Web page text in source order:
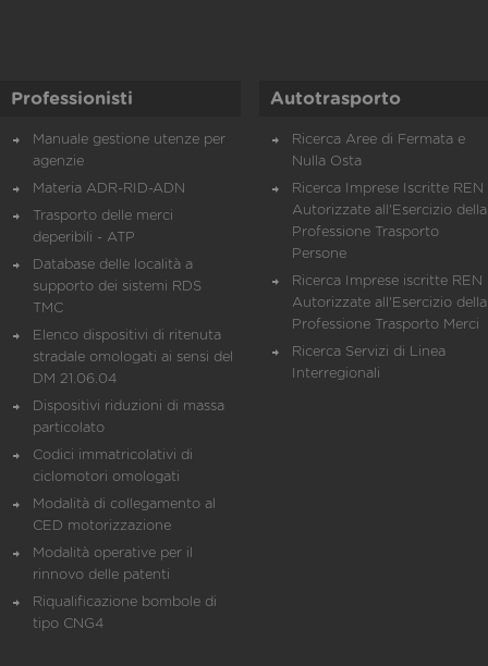
Professionisti
Manuale gestione utenze per
agenzie
Materia ADR-RID-ADN
Trasporto delle merci
deperibili - ATP
Database delle località a
supporto dei sistemi RDS
TMC
Elenco dispositivi di ritenuta
stradale omologati ai sensi del
DM 21.06.04
Dispositivi riduzioni di massa
particolato
Codici immatricolativi di
ciclomotori omologati
Modalità di collegamento al
CED motorizzazione
Modalità operative per il
rinnovo delle patenti
Riqualificazione bombole di
tipo CNG4
Autotrasporto
Ricerca Aree di Fermata e
Nulla Osta
Ricerca Imprese Iscritte REN
Autorizzate all'Esercizio della
Professione Trasporto
Persone
Ricerca Imprese iscritte REN
Autorizzate all'Esercizio della
Professione Trasporto Merci
Ricerca Servizi di Linea
Interregionali